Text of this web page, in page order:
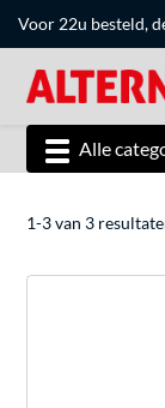
Voor 22u besteld,
Alle
1-3 van 3